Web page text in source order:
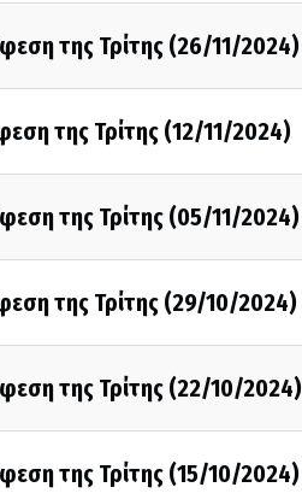
της Τρίτης (26/11/2024)
της Τρίτης (12/11/2024)
της Τρίτης (05/11/2024)
της Τρίτης (29/10/2024)
της Τρίτης (22/10/2024)
της Τρίτης (15/10/2024)